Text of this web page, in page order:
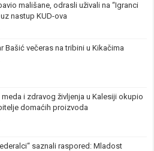
mališane, odrasli uživali na “Igranci
nastup KUD-ova
Bašić večeras na tribini u Kikačima
i zdravog življenja u Kalesiji okupio
domaćih proizvoda
saznali raspored: Mladost